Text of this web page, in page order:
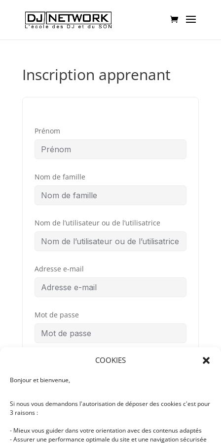
COOKIES
Bonjour et bienvenue,
Si nous vous demandons l'autorisation de déposer des cookies c'est pour
3 raisons :
- Mieux vous guider dans votre orientation avec des contenus adaptés
- Assurer une performance optimale du site et une navigation sécurisée
Inscription apprenant
Prénom
Nom de famille
Nom de l’utilisateur ou de l’utilisatrice
Adresse e-mail
Mot de passe
Confirmation du mot de passe
Conditions
d’Utilisation